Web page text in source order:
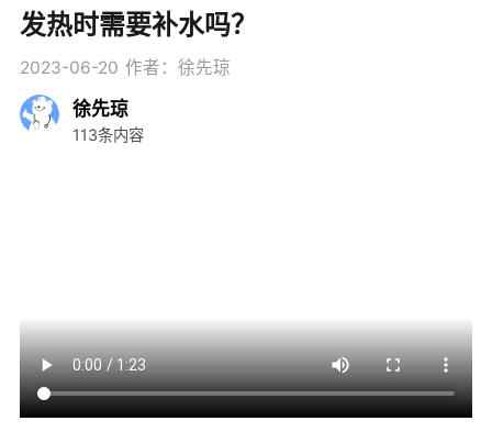
发热时需要补水吗？
2023-06-20 作者：徐先琼
徐先琼
113条内容